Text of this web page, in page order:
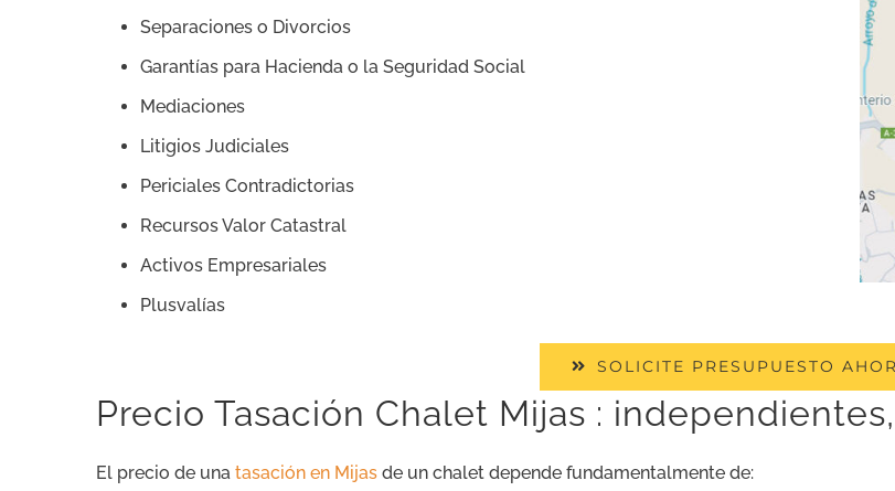
Separaciones o Divorcios
Garantías para Hacienda o la Seguridad Social
Mediaciones
Litigios Judiciales
Periciales Contradictorias
Recursos Valor Catastral
Activos Empresariales
Plusvalías
SOLICITE PRESUPUESTO
Precio Tasación Chalet Mijas :
El precio de una tasación en Mijas de un chalet depende fundamentalmente de: